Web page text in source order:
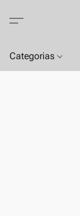
Categorias